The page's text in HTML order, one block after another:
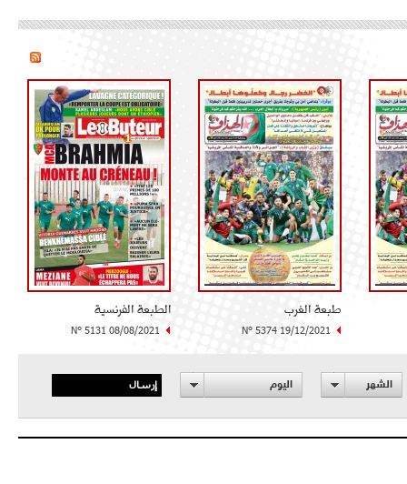
طبعة الغرب
N° 5374 19/12/2021
الطبعة الفرنسية
N° 5131 08/08/2021
الشهر اليوم إرسال